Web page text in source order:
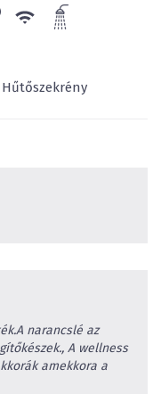
Hűtőszekrény
narancslé az
A wellness
amekkora a